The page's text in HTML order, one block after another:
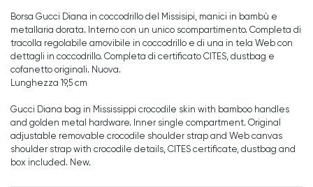
Borsa Gucci Diana in coccodrillo del Missisipi, manici in bambù e
metallaria dorata. Interno con un unico scompartimento. Completa di
tracolla regolabile amovibile in coccodrillo e di una in tela Web con
dettagli in coccodrillo. Completa di certificato CITES, dustbag e
cofanetto originali. Nuova.
Lunghezza 19,5 cm
Gucci Diana bag in Mississippi crocodile skin with bamboo handles
and golden metal hardware. Inner single compartment. Original
adjustable removable crocodile shoulder strap and Web canvas
shoulder strap with crocodile details, CITES certificate, dustbag and
box included. New.